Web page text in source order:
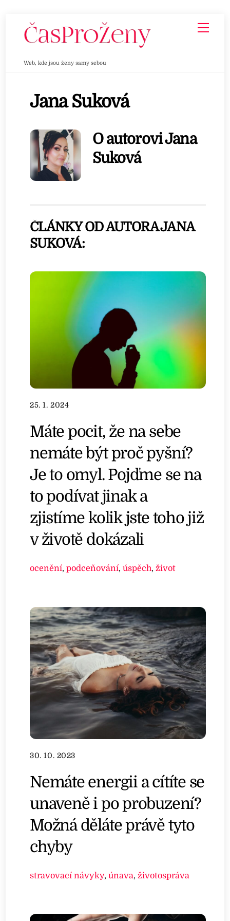
Web, kde jsou ženy samy sebou
Jana Suková
O autoroviJana
Suková
ČLÁNKY OD AUTORA JANA
SUKOVÁ:
25. 1. 2024
Máte pocit, že na sebe
nemáte být proč pyšní?
Je to omyl. Pojďme se na
to podívat jinak a
zjistíme kolik jste toho již
v životě dokázali
ocenění,podceňování,úspěch,život
30. 10. 2023
Nemáte energii a cítíte se
unaveně i po probuzení?
Možná děláte právě tyto
chyby
stravovací návyky,únava, životospráva